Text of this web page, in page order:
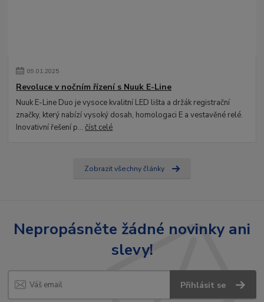
09.01.2025
Revoluce v nočním řízení s Nuuk E-Line
Nuuk E-Line Duo je vysoce kvalitní LED lišta a držák registrační
značky, který nabízí vysoký dosah, homologaci E a vestavěné relé.
Inovativní řešení p...číst celé
Zobrazit všechny články
Nepropásněte žádné novinky ani
slevy!
Přihlásit se